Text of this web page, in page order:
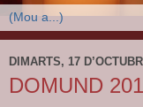
DIMARTS, 17
DOMUND